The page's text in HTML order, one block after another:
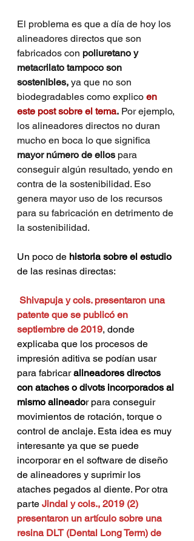
El problema es que a día de hoy los
alineadores directos que son
fabricados con poliuretano y
metacrilato tampoco son
sostenibles, ya que no son
biodegradables como explico en
este post sobre el tema. Por ejemplo,
los alineadores directos no duran
mucho en boca lo que significa
mayor número de ellos para
conseguir algún resultado, yendo en
contra de la sostenibilidad. Eso
genera mayor uso de los recursos
para su fabricación en detrimento de
la sostenibilidad.
Un poco de historia sobre el estudio
de las resinas directas:
patente que se publicó en
septiembre de 2019, donde
explicaba que los procesos de
impresión aditiva se podían usar
para fabricar alineadores directos
con ataches o divots incorporados al
mismo alineador para conseguir
movimientos de rotación, torque o
control de anclaje. Esta idea es muy
interesante ya que se puede
incorporar en el software de diseño
de alineadores y suprimir los
ataches pegados al diente. Por otra
parte Jindal y cols., 2019 (2)
presentaron un artículo sobre una
resina DLT (Dental Long Term) de